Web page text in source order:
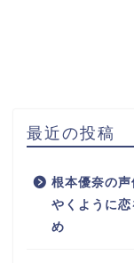
最近の投稿
根本優奈の
やくように
め